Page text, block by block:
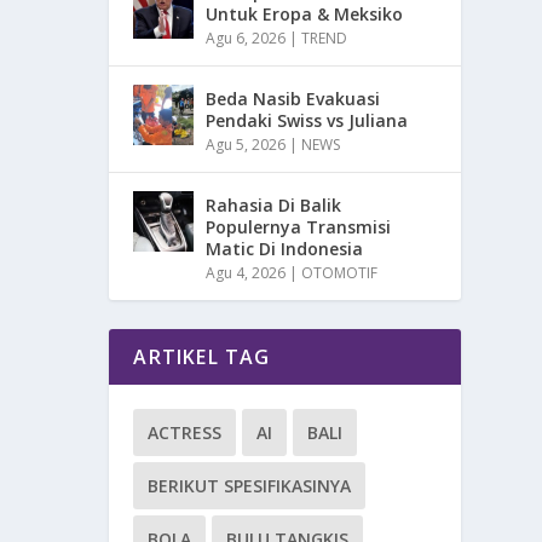
Untuk Eropa & Meksiko
Agu 6, 2026 |TREND
Beda Nasib Evakuasi
Pendaki Swiss vs Juliana
Agu 5, 2026 | NEWS
Rahasia Di Balik
Populernya Transmisi
Matic Di Indonesia
Agu 4, 2026 | OTOMOTIF
ARTIKEL TAG
ACTRESS AI BALI
BERIKUT SPESIFIKASINYA